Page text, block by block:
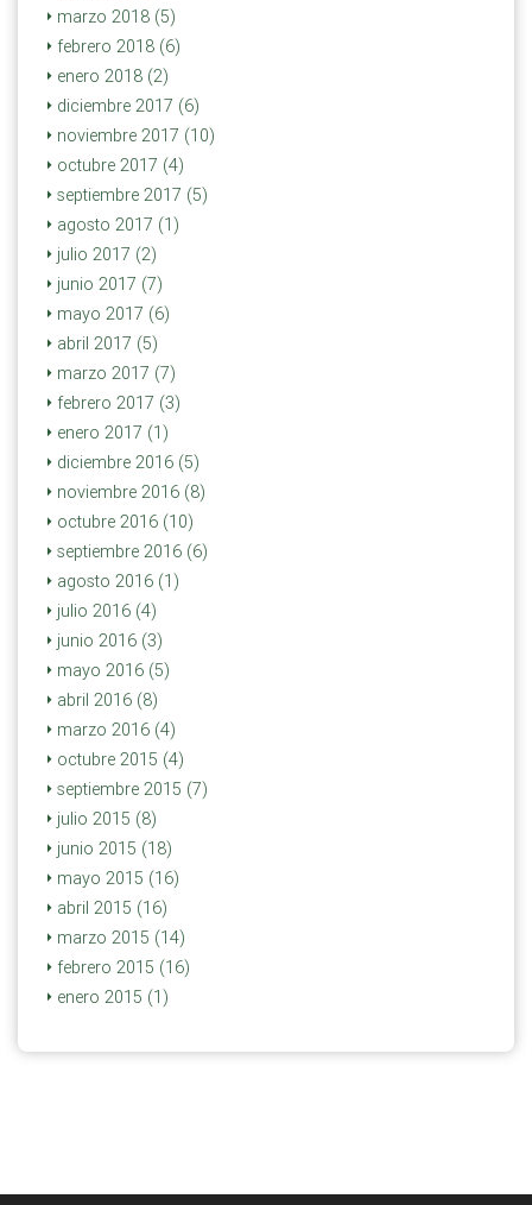
marzo 2018 (5)
febrero 2018 (6)
enero 2018 (2)
diciembre 2017 (6)
noviembre 2017 (10)
octubre 2017 (4)
septiembre 2017 (5)
agosto 2017 (1)
julio 2017 (2)
junio 2017 (7)
mayo 2017 (6)
abril 2017 (5)
marzo 2017 (7)
febrero 2017 (3)
enero 2017 (1)
diciembre 2016 (5)
noviembre 2016 (8)
octubre 2016 (10)
septiembre 2016 (6)
agosto 2016 (1)
julio 2016 (4)
junio 2016 (3)
mayo 2016 (5)
abril 2016 (8)
marzo 2016 (4)
octubre 2015 (4)
septiembre 2015 (7)
julio 2015 (8)
junio 2015 (18)
mayo 2015 (16)
abril 2015 (16)
marzo 2015 (14)
febrero 2015 (16)
enero 2015 (1)